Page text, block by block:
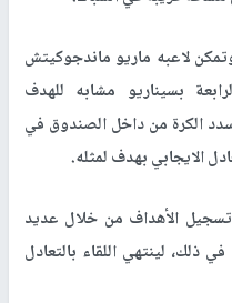
لاعبه ماريو ماندجوكيتش
بسيناريو مشابه للهدف
الكرة من داخل الصندوق في
الايجابي بهدف لمثله.
الأهداف من خلال عديد
ذلك، لينتهي اللقاء بالتعادل